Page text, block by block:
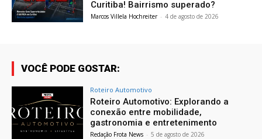
Curitiba! Bairrismo superado?
Marcos Villela Hochreiter - 4 de agosto de 2026
VOCÊ PODE GOSTAR:
Roteiro Automotivo
Roteiro Automotivo: Explorando a
conexão entre mobilidade,
gastronomia e entretenimento
Redação Frota News - 5 de agosto de 2026